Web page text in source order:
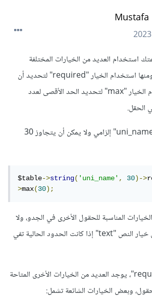
استخدام العديد من الخيارات المختلفة
المتاحة في Laravel، ومنها استخدام الخيار "required" لتحديد أن
الحقل إلزامي، واستخدام الخيار "max" لتحديد الحد الأقصى لعدد
الحقل.
مثلاً، لتحديد أن حقل "uni_name" إلزامي ولا يمكن أن يتجاوز 30
$table->string('uni_name', 30)->
>max(30);
المناسبة للحقول الأخرى في الجدو، ولا
يلزم تحويل الحقول إلى خيار النص "text" إذا كانت الحدود الحالية تفي
إلى جانب الخيار "required"، يوجد العديد من الخيارات الأخرى المتاحة